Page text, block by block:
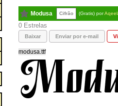
Modusa Cifrão (Gratis) por
0
Baixar Enviar por e-mail
modusa.ttf